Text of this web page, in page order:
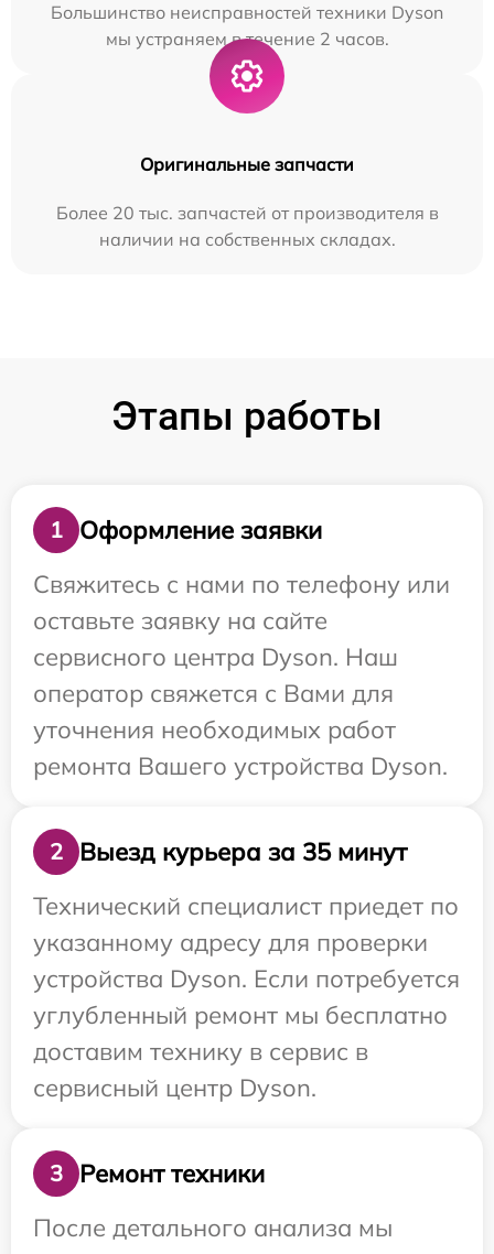
Большинство неисправностей техники Dyson
мы устраняем в течение 2 часов.
Оригинальные запчасти
Более 20 тыс. запчастей от производителя в
наличии на собственных складах.
Этапы работы
1
Оформление заявки
Свяжитесь с нами по телефону или
оставьте заявку на сайте
сервисного центра Dyson. Наш
оператор свяжется с Вами для
уточнения необходимых работ
ремонта Вашего устройства Dyson.
2
Выезд курьера за 35 минут
Технический специалист приедет по
указанному адресу для проверки
устройства Dyson. Если потребуется
углубленный ремонт мы бесплатно
доставим технику в сервис в
сервисный центр Dyson.
3
Ремонт техники
После детального анализа мы